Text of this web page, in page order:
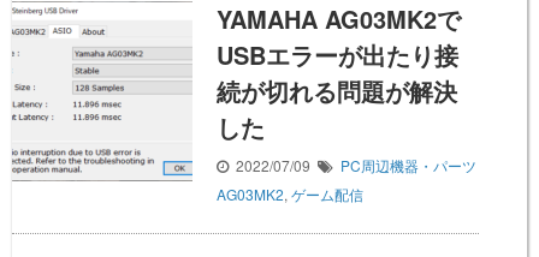
YAMAHA AG03MK2で
USBエラーが出たり接
続が切れる問題が解決
した
2022/07/09
PC周辺機器・パーツ
AG03MK2, ゲーム配信